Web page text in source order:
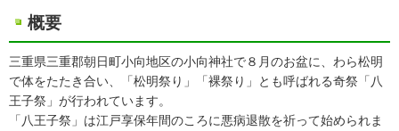
概要
三重県三重郡朝日町小向地区の小向神社で８月のお盆に、わら松明
で体をたたき合い、「松明祭り」「裸祭り」とも呼ばれる奇祭「八
王子祭」が行われています。
「八王子祭」は江戸享保年間のころに悪病退散を祈って始められま